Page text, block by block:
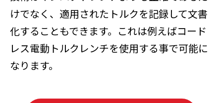
けでなく、適用されたトルクを記録して文書
化することもできます。これは例えばコード
レス電動トルクレンチを使用する事で可能に
なります。